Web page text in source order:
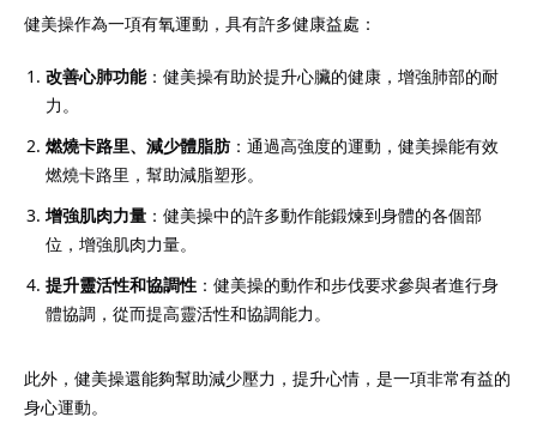
健美操作為一項有氧運動，具有許多健康益處：
改善心肺功能：健美操有助於提升心臟的健康，增強肺部的耐
力。
燃燒卡路里、減少體脂肪：通過高強度的運動，健美操能有效
燃燒卡路里，幫助減脂塑形。
增強肌肉力量 ：健美操中的許多動作能鍛煉到身體的各個部
位，增強肌肉力量。
提升靈活性和協調性 ：健美操的動作和步伐要求參與者進行身
體協調，從而提高靈活性和協調能力。
此外，健美操還能夠幫助減少壓力，提升心情，是一項非常有益的
身心運動。